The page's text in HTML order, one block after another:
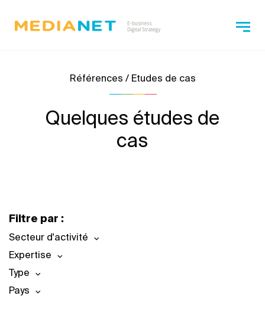
Références / Etudes de cas
Quelques études de
cas
Filtre par :
Secteur d'activité
Expertise
Type
Pays